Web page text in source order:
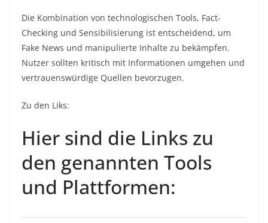
Die Kombination von technologischen Tools, Fact-
Checking und Sensibilisierung ist entscheidend, um
Fake News und manipulierte Inhalte zu bekämpfen.
Nutzer sollten kritisch mit Informationen umgehen und
vertrauenswürdige Quellen bevorzugen.
Zu den Liks:
Hier sind die Links zu
den genannten Tools
und Plattformen: